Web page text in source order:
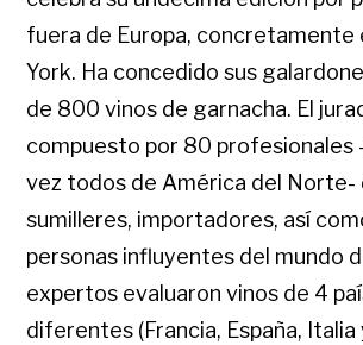
fuera de Europa, concretamente
York. Ha concedido sus
de 800 vinos de garnacha. El
compuesto por 80 profesionales
vez todos de América del Norte-
sumilleres, importadores, así
personas influyentes del mundo
expertos evaluaron vinos de 4
diferentes (Francia, España, Italia